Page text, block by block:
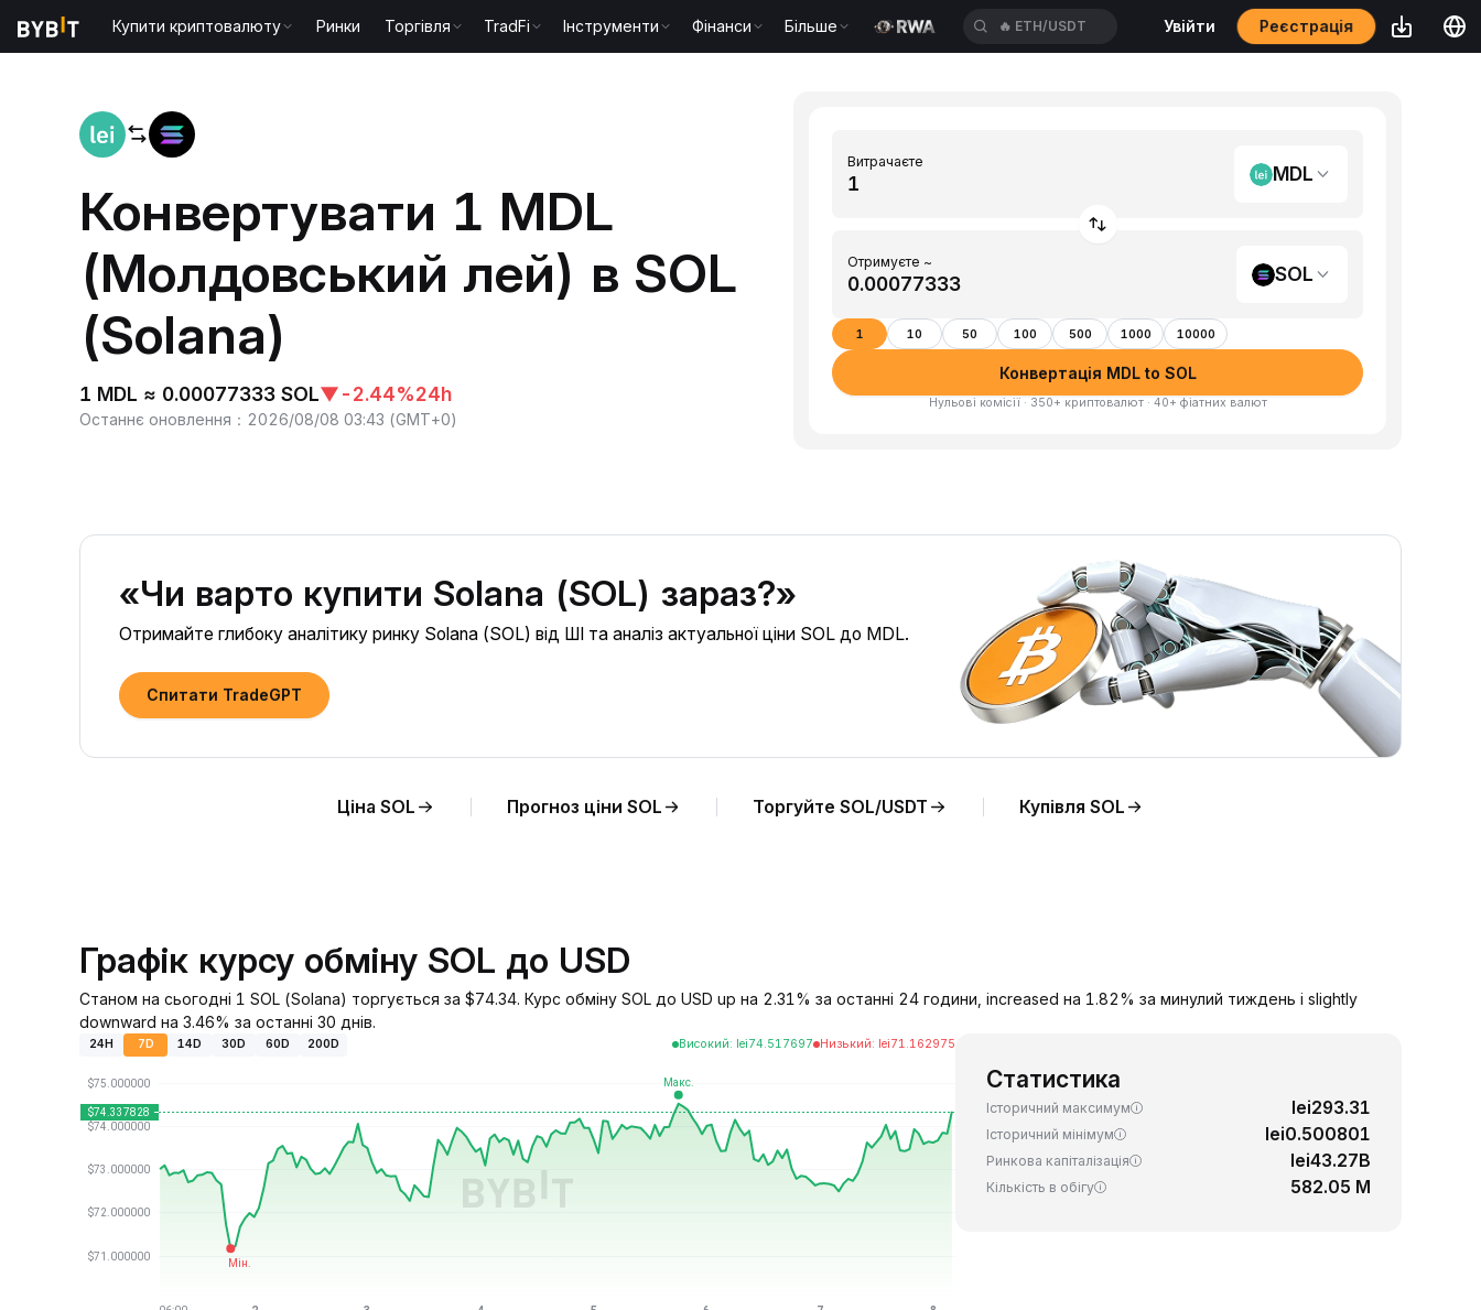
Купити криптовалюту Ринки Торгівля TradFi Інструменти Фінанси Більше 🔥 BLESSUSDT Увійти Реєстрація
Конвертувати 1 MDL
(Молдовський лей) в SOL
(Solana)
1 MDL ≈ 0.00077333 SOL▼-2.44%24h
Останнє оновлення ： 2026/08/08 03:43 (GMT+0)
Витрачаєте
MDL
Отримуєте ~
SOL
1 10 50 100 500 1000 10000
Конвертація MDL to SOL
Нульові комісії · 350+ криптовалют · 40+ фіатних валют
«Чи варто купити Solana (SOL) зараз?»
Отримайте глибоку аналітику ринку Solana (SOL) від ШІ та аналіз актуальної ціни SOL до MDL.
Спитати TradeGPT
Ціна SOL Прогноз ціни SOL Торгуйте SOL/USDT Купівля SOL
Графік курсу обміну SOL до USD
Станом на сьогодні 1 SOL (Solana) торгується за $74.34. Курс обміну SOL до USD up на 2.31% за останні 24 години, increased на 1.82% за минулий тиждень і slightly
downward на 3.46% за останні 30 днів.
24H 7D 14D 30D 60D 200D Високий: lei74.517697 Низький: lei71.162975
Статистика
Історичний максимум lei293.31
Історичний мінімум lei0.500801
Ринкова капіталізація lei43.27B
Кількість в обігу 582.05 M